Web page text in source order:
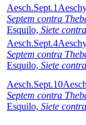
Aesch.Sept.1
Septem contra
Esquilo, Siete
Aesch.Sept.4
Septem contra
Esquilo, Siete
Aesch.Sept.10
Septem contra
Esquilo, Siete